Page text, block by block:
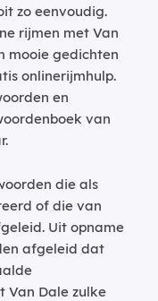
zo eenvoudig.
rijmen met Van
mooie gedichten
onlinerijmhulp.
en
van
die als
of die van
Uit opname
afgeleid dat
Van Dale zulke